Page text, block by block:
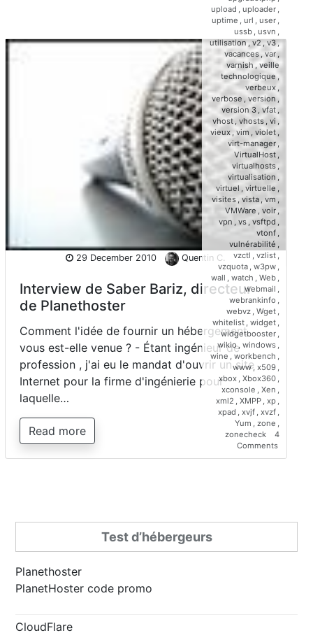
29 December 2010 Quentin C.
Interview de Saber Bariz, directeur
de Planethoster
Comment l'idée de fournir un hébergement
vous est-elle venue ? - Étant ingénieur de
profession , j'ai eu le mandat d'ouvrir un site
Internet pour la firme d'ingénierie pour
laquelle…
Read more
upload , uploader ,
uptime , url , user ,
ussb , usvn ,
utilisation,v2,v3,
vacances , var,
varnish , veille
technologique ,
verbeux ,
verbose ,version,
version 3 ,vfat ,
vhost , vhosts , vi ,
vieux , vim , violet,
virt-manager ,
VirtualHost ,
virtualhosts ,
virtualisation ,
virtuel, virtuelle ,
visites , vista , vm ,
VMWare , voir ,
vpn , vs , vsftpd ,
vtonf ,
vulnérabilité ,
vzctl , vzlist ,
vzquota , w3pw ,
wall , watch , Web ,
webmail ,
webrankinfo ,
webvz , Wget ,
whitelist , widget ,
widgetbooster ,
wikio, windows ,
wine , workbench ,
www, x509 ,
xbox , Xbox360 ,
xconsole , Xen ,
xml2 , XMPP , xp ,
xpad , xvjf , xvzf ,
Yum , zone ,
zonecheck
4
Commentson
Interview
Test d’hébergeurs
Planethoster
PlanetHoster code promo
CloudFlare